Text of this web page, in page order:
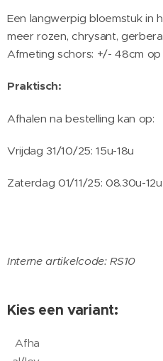
Een langwerpig bloemstuk in
meer rozen, chrysant,
Afmeting schors: +/- 48cm op
Praktisch:
Afhalen na bestelling kan op:
Vrijdag 31/10/25: 15u-18u
Zaterdag 01/11/25: 08.30u-12u
Interne artikelcode: RS10
Kies een variant:
Afha